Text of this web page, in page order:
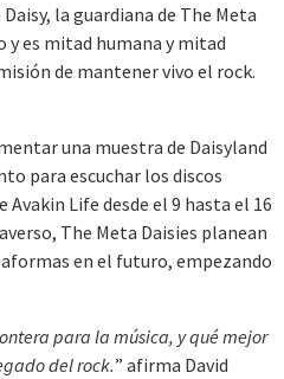
la guardiana de The Meta
y es mitad humana y mitad
de mantener vivo el rock.
una muestra de Daisyland
para escuchar los discos
Life desde el 9 hasta el 16
The Meta Daisies planean
en el futuro, empezando
para la música, y qué mejor
del rock.” afirma David